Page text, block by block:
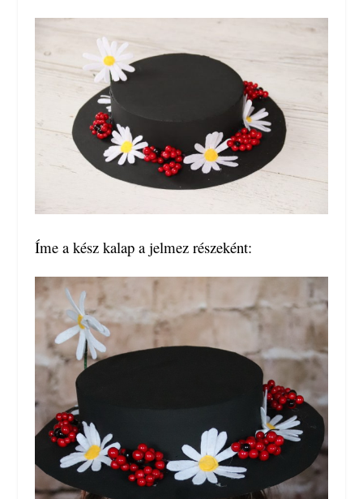
Íme a kész kalap a jelmez részeként: